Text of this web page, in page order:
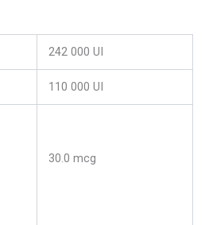
242 000 UI
110 000 UI
30.0 mcg